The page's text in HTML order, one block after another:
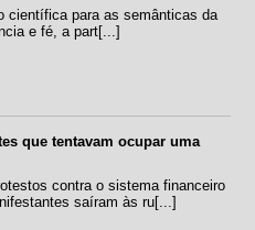
científica para as semânticas da
e fé, a part[...]
que tentavam ocupar uma
contra o sistema financeiro
saíram às ru[...]